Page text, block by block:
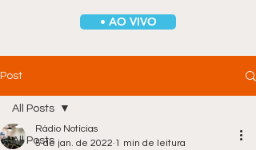
• AO VIVO
Post
All Posts
All Posts
Rádio Notícias
5 de jan. de 2022 1 min de leitura